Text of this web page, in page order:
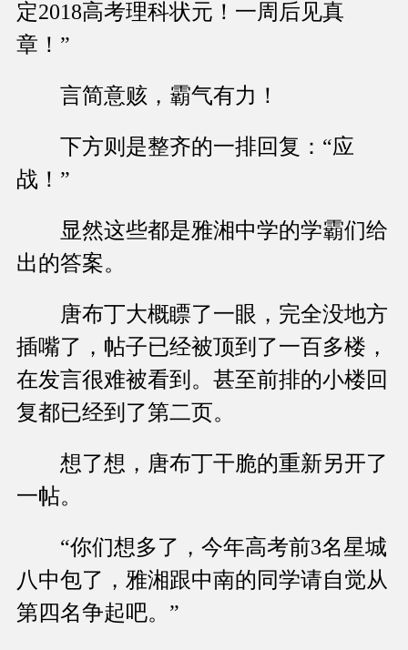
定2018高考理科状元！一周后见真
章！”
言简意赅，霸气有力！
下方则是整齐的一排回复：“应
战！”
显然这些都是雅湘中学的学霸们给
出的答案。
唐布丁大概瞟了一眼，完全没地方
插嘴了，帖子已经被顶到了一百多楼，
在发言很难被看到。甚至前排的小楼回
复都已经到了第二页。
想了想，唐布丁干脆的重新另开了
一帖。
“你们想多了，今年高考前3名星城
八中包了，雅湘跟中南的同学请自觉从
第四名争起吧。”